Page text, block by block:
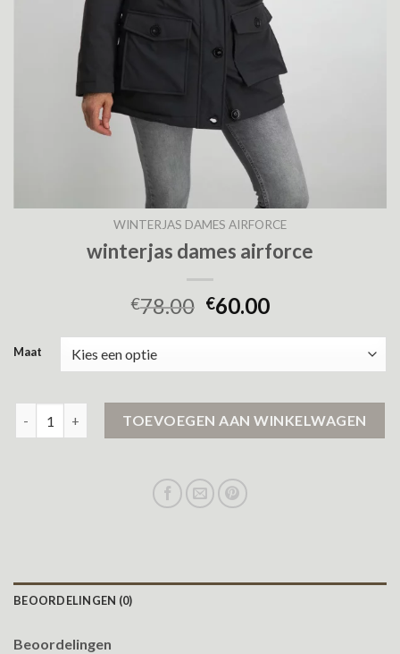
WINTERJAS DAMES AIRFORCE
winterjas dames airforce
€78.00 €60.00
Maat
TOEVOEGEN AAN WINKELWAGEN
BEOORDELINGEN (0)
Beoordelingen